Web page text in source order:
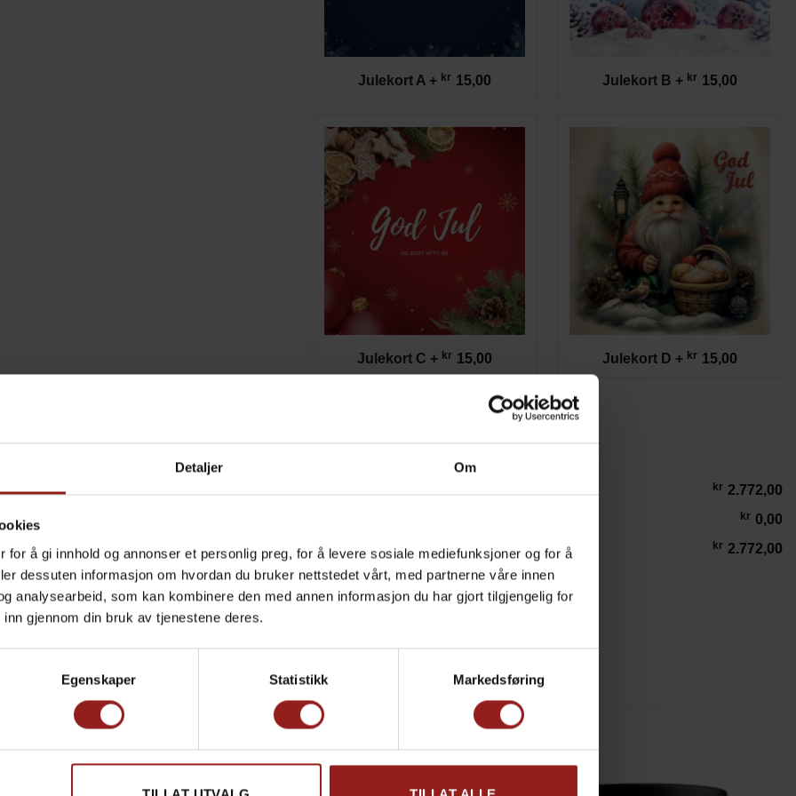
Detaljer Om
for å gi innhold og annonser et personlig preg, for å levere sosiale mediefunksjoner og for å
dessuten informasjon om hvordan du bruker nettstedet vårt, med partnerne våre innen
analysearbeid, som kan kombinere den med annen informasjon du har gjort tilgjengelig for
gjennom din bruk av tjenestene deres.
Egenskaper Statistikk Markedsføring
Julekort A + kr 15,00 Julekort B + kr 15,00
Julekort C + kr 15,00 Julekort D + kr 15,00
kr 2.772,00
kr 0,00
Totalsum
kr 2.772,00
Hamlet Julekonfekt i Gaveboks antall
LEGG I HANDLEKURV